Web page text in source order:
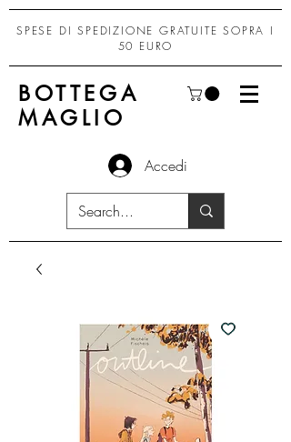
SPESE DI SPEDIZIONE GRATUITE SOPRA I
50 EURO
BOTTEGA
MAGLIO
Accedi